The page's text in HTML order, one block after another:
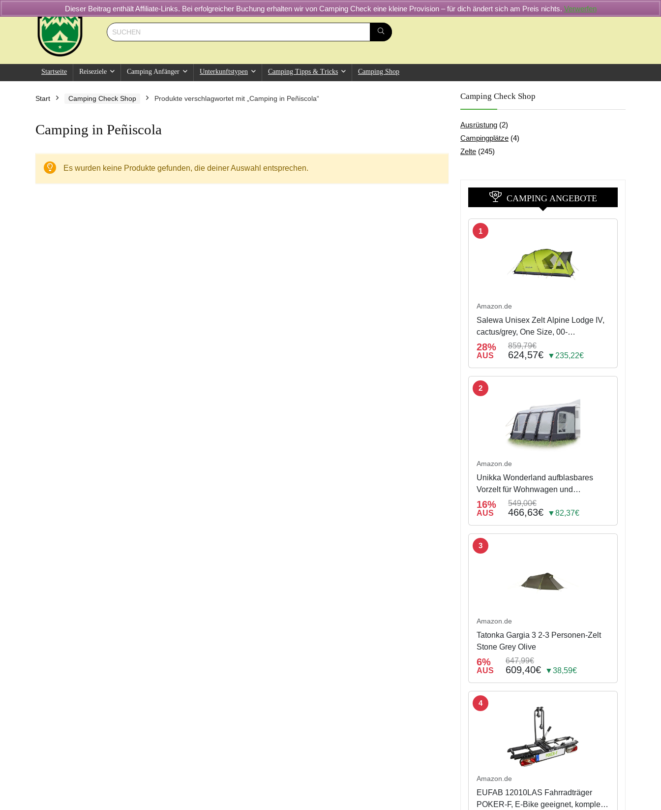
Dieser Beitrag enthält Affiliate-Links. Bei erfolgreicher Buchung erhalten wir von Camping Check eine kleine Provision – für dich ändert sich am Preis nichts. Verwerfen
Startseite Reiseziele Camping Anfänger Unterkunftstypen Camping Tipps & Tricks Camping Shop
Start Camping Check Shop Produkte verschlagwortet mit „Camping in Peñiscola“
Camping in Peñiscola
Es wurden keine Produkte gefunden, die deiner Auswahl entsprechen.
Camping Check Shop
Ausrüstung (2)
Campingplätze (4)
Zelte (245)
CAMPING ANGEBOTE
1
Amazon.de
Salewa Unisex Zelt Alpine Lodge IV,
cactus/grey, One Size, 00-
0000005600
28%
AUS
859,79€
624,57€ ▼235,22€
2
Amazon.de
Unikka Wonderland aufblasbares
Vorzelt für Wohnwagen und
Wohnmobil (390 cm)
16%
AUS
549,00€
466,63€ ▼82,37€
3
Amazon.de
Tatonka Gargia 3 2-3 Personen-Zelt
Stone Grey Olive
6%
AUS
647,99€
609,40€ ▼38,59€
4
Amazon.de
EUFAB 12010LAS Fahrradträger
POKER-F, E-Bike geeignet, komplett